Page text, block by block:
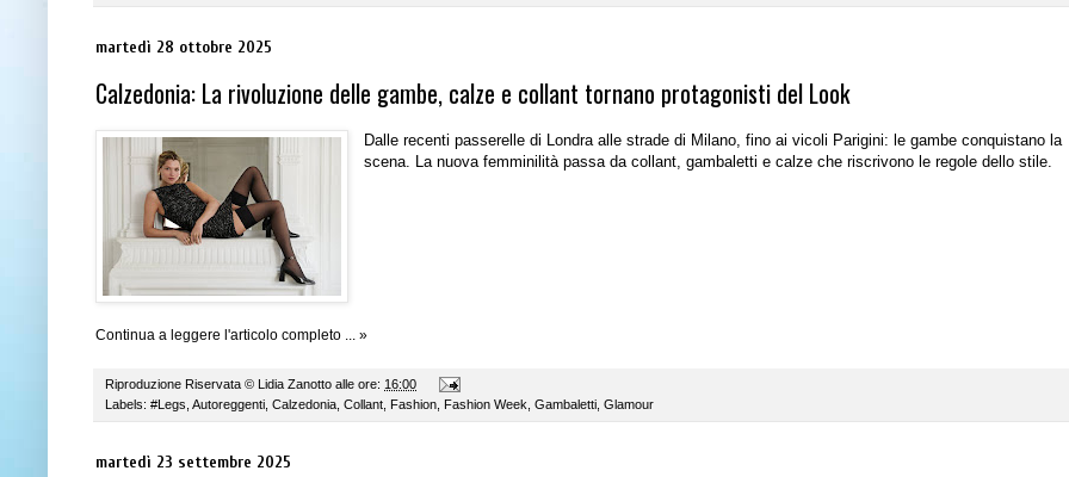
martedì 28 ottobre 2025
Calzedonia: La rivoluzione delle gambe, calze e collant tornano protagonisti del Look
Dalle recenti passerelle di Londra alle strade di Milano, fino ai vicoli Parigini: le gambe conquistano la
scena. La nuova femminilità passa da collant, gambaletti e calze che riscrivono le regole dello stile.
Continua a leggere l'articolo completo ... »
Riproduzione Riservata © Lidia Zanotto alle ore: 16:00
Labels: #Legs Autoreggenti Calzedonia Collant Fashion Fashion Week Gambaletti Glamour
martedì 23 settembre 2025